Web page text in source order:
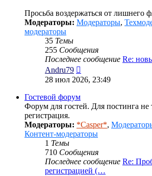
Просьба воздержаться от лишнего
Модераторы: Модераторы,
модераторы
35 Темы
255 Сообщения
Последнее сообщение Re:
Andru79
к
28 июл 2026, 23:49
Гостевой форум
Форум для гостей. Для постинга не
регистрация.
Модераторы: *Casper*,
Контент-модераторы
1 Темы
710 Сообщения
Последнее сообщение Re:
регистрацией (…